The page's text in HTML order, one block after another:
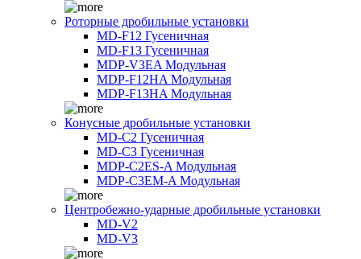
Роторные дробильные установки
MD-F12 Гусеничная
MD-F13 Гусеничная
MDP-V3EA Модульная
MDP-F12HA Модульная
MDP-F13HA Модульная
Конусные дробильные установки
MD-C2 Гусеничная
MD-C3 Гусеничная
MDP-C2ES-A Модульная
MDP-C3EM-A Модульная
Центробежно-ударные дробильные установки
MD-V2
MD-V3